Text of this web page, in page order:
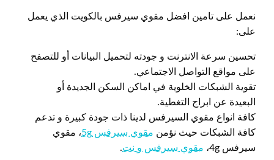
نعمل على تامين افضل مقوي سيرفس بالكويت الذي يعمل
على:
تحسين سرعة الانترنت و جودته لتحميل البيانات أو للتصفح
على مواقع التواصل الاجتماعي.
تقوية الشبكات الخلوية في اماكن السكن الجديدة أو
البعيدة عن ابراج التغطية.
كافة انواع مقوي السيرفس لدينا ذات جودة كبيرة و تدعم
كافة الشبكات حيث نؤمن مقوي سيرفس 5g
، مقوي
سيرفس 4g،
مقوي سيرفس و نت.